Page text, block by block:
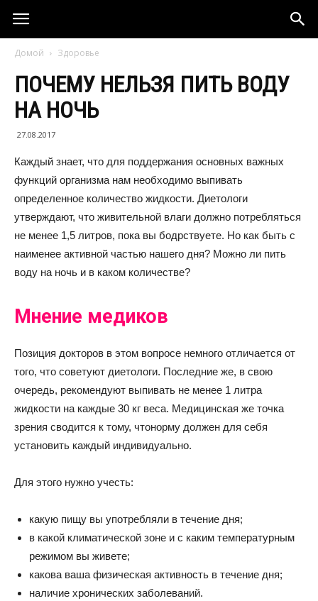
Домой Здоровье
ПОЧЕМУ НЕЛЬЗЯ ПИТЬ ВОДУ
НА НОЧЬ
27.08.2017
Каждый знает, что для поддержания основных важных
функций организма нам необходимо выпивать
определенное количество жидкости. Диетологи
утверждают, что живительной влаги должно потребляться
не менее 1,5 литров, пока вы бодрствуете. Но как быть с
наименее активной частью нашего дня? Можно ли пить
воду на ночь и в каком количестве?
Мнение медиков
Позиция докторов в этом вопросе немного отличается от
того, что советуют диетологи. Последние же, в свою
очередь, рекомендуют выпивать не менее 1 литра
жидкости на каждые 30 кг веса. Медицинская же точка
зрения сводится к тому, чтонорму должен для себя
установить каждый индивидуально.
Для этого нужно учесть:
какую пищу вы употребляли в течение дня;
в какой климатической зоне и с каким температурным
режимом вы живете;
какова ваша физическая активность в течение дня;
наличие хронических заболеваний.